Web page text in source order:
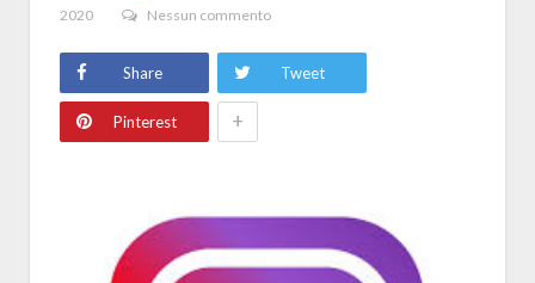
2020 Nessun commento
Share Tweet
Pinterest +